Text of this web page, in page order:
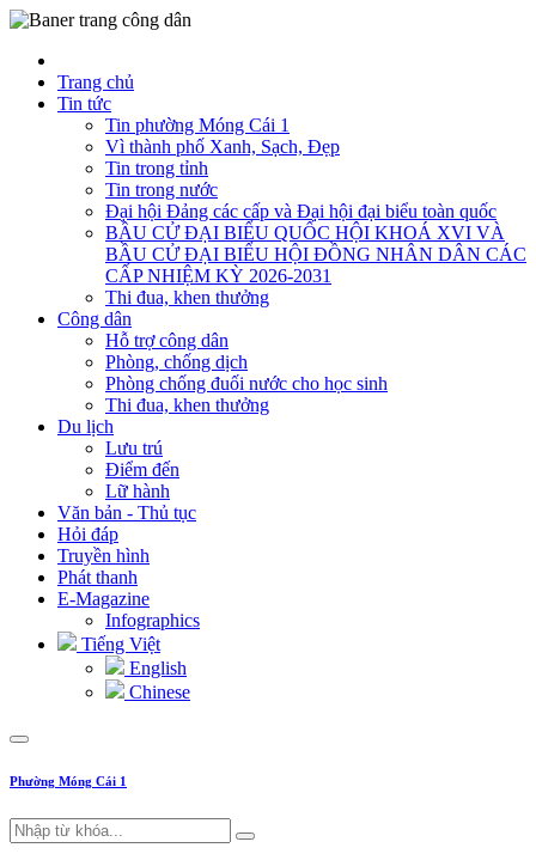
Trang chủ
Tin tức
Tin phường Móng Cái 1
Vì thành phố Xanh, Sạch, Đẹp
Tin trong tỉnh
Tin trong nước
Đại hội Đảng các cấp và Đại hội đại biểu toàn quốc
BẦU CỬ ĐẠI BIỂU QUỐC HỘI KHOÁ XVI VÀ
BẦU CỬ ĐẠI BIỂU HỘI ĐỒNG NHÂN DÂN CÁC
CẤP NHIỆM KỲ 2026-2031
Thi đua, khen thưởng
Công dân
Hỗ trợ công dân
Phòng, chống dịch
Phòng chống đuối nước cho học sinh
Thi đua, khen thưởng
Du lịch
Lưu trú
Điểm đến
Lữ hành
Văn bản - Thủ tục
Hỏi đáp
Truyền hình
Phát thanh
E-Magazine
Infographics
Tiếng Việt
English
Chinese
Phường Móng Cái 1